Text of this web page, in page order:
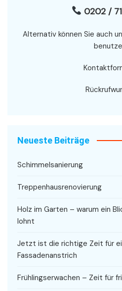
0202 /
Alternativ können Sie auch
Neueste Beiträge
Schimmelsanierung
Treppenhausrenovierung
Holz im Garten – warum ein
lohnt
Jetzt ist die richtige Zeit für
Fassadenanstrich
Frühlingserwachen – Zeit für